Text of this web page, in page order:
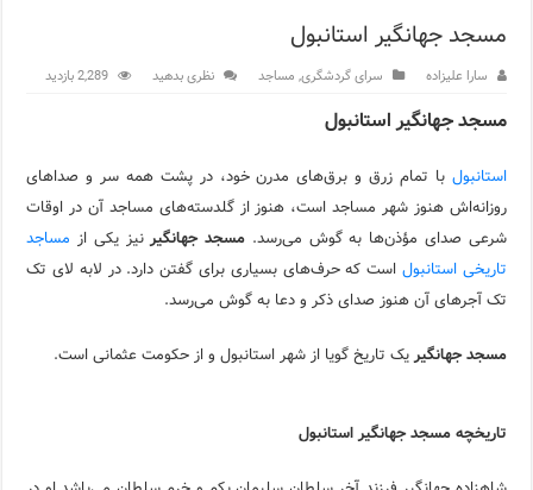
مرکز خرید پولات استانبول | تجربه‌ای متفاوت از خرید و سبک
ویژگی‌های رفتاری و اجتماعی در زبان ترکی استانبولی
ویژگی‌های منفی شخصیت در زبان ترکی استانبولی
ویژگی‌های مثبت شخصیت در زبان ترکی استانبولی
موزه افسانه‌های کارتال استانبول؛ سفری به دنیای قصه‌ها در
مسجد جهانگیر استانبول
سارا علیزاده سرای گردشگری, مساجد نظری بدهید 2,289 بازدید
مسجد جهانگیر استانبول
استانبول با تمام زرق و برق‌های مدرن خود، در پشت همه سر و صداهای
روزانه‌اش هنوز شهر مساجد است، هنوز از گلدسته‌های مساجد آن در اوقات
شرعی صدای مؤذن‌ها به گوش می‌رسد. مسجد جهانگیرنیز یکی از مساجد
تاریخی استانبول است که حرف‌های بسیاری برای گفتن دارد. در لابه لای تک
تک آجرهای آن هنوز صدای ذکر و دعا به گوش می‌رسد.
مسجد جهانگیریک تاریخ گویا از شهر استانبول و از حکومت عثمانی است.
تاریخچه مسجد جهانگیر استانبول